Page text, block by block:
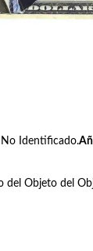
Identificado.
del Objeto del